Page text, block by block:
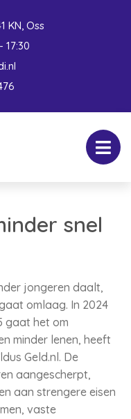
KN, Oss
17:30
snel
jongeren daalt,
omlaag. In 2024
gaat het om
minder lenen, heeft
Geld.nl. De
aangescherpt,
aan strengere eisen
vaste